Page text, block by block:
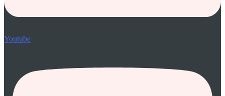
Youtube